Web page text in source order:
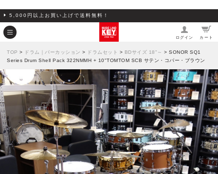
5,000円以上お買い上げで送料無料！
ログイン カート
TOP > ドラム｜パーカッション > ドラムセット > BDサイズ 18"～ > SONOR SQ1
Series Drum Shell Pack 322NMMH + 10"TOMTOM SCB サテン・コパー・ブラウン